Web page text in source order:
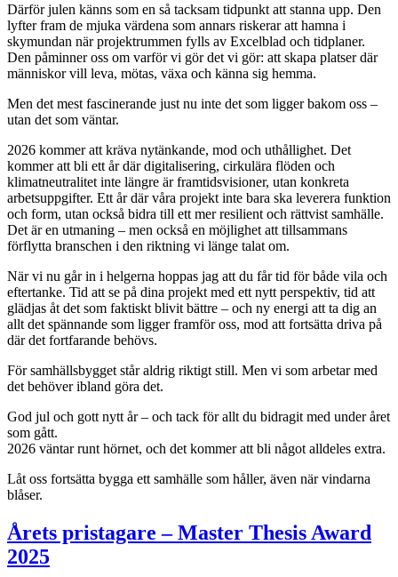
Därför julen känns som en så tacksam tidpunkt att stanna upp. Den
lyfter fram de mjuka värdena som annars riskerar att hamna i
skymundan när projektrummen fylls av Excelblad och tidplaner.
Den påminner oss om varför vi gör det vi gör: att skapa platser där
människor vill leva, mötas, växa och känna sig hemma.
Men det mest fascinerande just nu inte det som ligger bakom oss –
utan det som väntar.
2026 kommer att kräva nytänkande, mod och uthållighet. Det
kommer att bli ett år där digitalisering, cirkulära flöden och
klimatneutralitet inte längre är framtidsvisioner, utan konkreta
arbetsuppgifter. Ett år där våra projekt inte bara ska leverera funktion
och form, utan också bidra till ett mer resilient och rättvist samhälle.
Det är en utmaning – men också en möjlighet att tillsammans
förflytta branschen i den riktning vi länge talat om.
När vi nu går in i helgerna hoppas jag att du får tid för både vila och
eftertanke. Tid att se på dina projekt med ett nytt perspektiv, tid att
glädjas åt det som faktiskt blivit bättre – och ny energi att ta dig an
allt det spännande som ligger framför oss, mod att fortsätta driva på
där det fortfarande behövs.
För samhällsbygget står aldrig riktigt still. Men vi som arbetar med
det behöver ibland göra det.
God jul och gott nytt år – och tack för allt du bidragit med under året
som gått.
2026 väntar runt hörnet, och det kommer att bli något alldeles extra.
Låt oss fortsätta bygga ett samhälle som håller, även när vindarna
blåser.
Årets pristagare – Master Thesis Award
2025